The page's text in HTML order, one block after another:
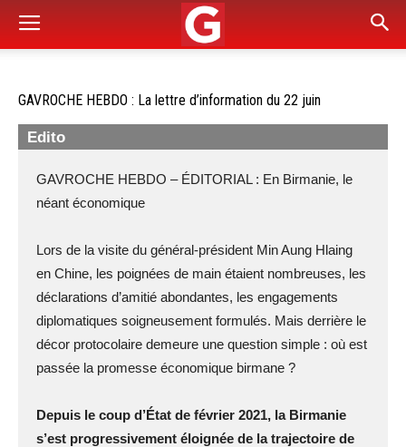
GAVROCHE HEBDO : La lettre d’information du 22 juin
Edito
GAVROCHE HEBDO – ÉDITORIAL : En Birmanie, le
néant économique
Lors de la visite du général-président Min Aung Hlaing
en Chine, les poignées de main étaient nombreuses, les
déclarations d’amitié abondantes, les engagements
diplomatiques soigneusement formulés. Mais derrière le
décor protocolaire demeure une question simple : où est
passée la promesse économique birmane ?
Depuis le coup d’État de février 2021, la Birmanie
s’est progressivement éloignée de la trajectoire de